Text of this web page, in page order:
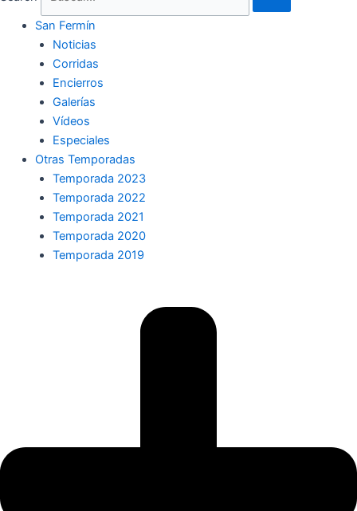
San Fermín
Noticias
Corridas
Encierros
Galerías
Vídeos
Especiales
Otras Temporadas
Temporada 2023
Temporada 2022
Temporada 2021
Temporada 2020
Temporada 2019